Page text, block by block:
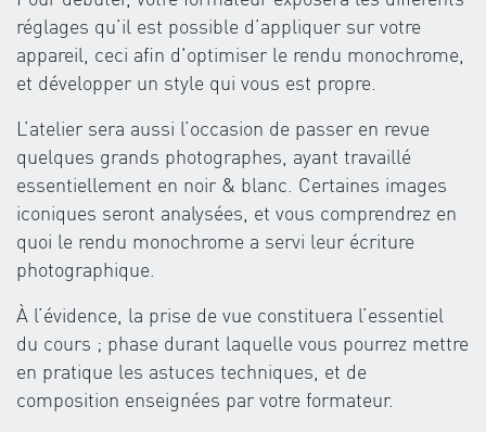
réglages qu’il est possible d’appliquer sur votre
appareil, ceci afin d'optimiser le rendu monochrome,
et développer un style qui vous est propre.
L’atelier sera aussi l’occasion de passer en revue
quelques grands photographes, ayant travaillé
essentiellement en noir & blanc. Certaines images
iconiques seront analysées, et vous comprendrez en
quoi le rendu monochrome a servi leur écriture
photographique.
À l’évidence, la prise de vue constituera l’essentiel
du cours ; phase durant laquelle vous pourrez mettre
en pratique les astuces techniques, et de
composition enseignées par votre formateur.